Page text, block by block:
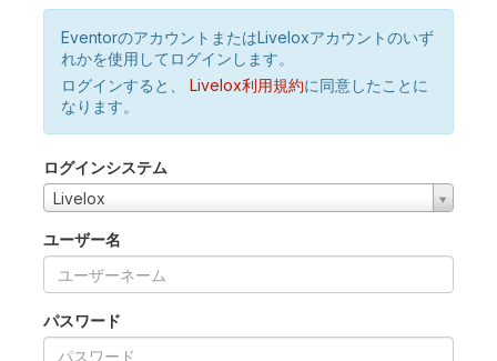
EventorのアカウントまたはLiveloxアカウントのいず
れかを使用してログインします。
ログインすると、
Livelox利用規約に同意したことに
なります。
ログインシステム
Livelox
ユーザー名
パスワード